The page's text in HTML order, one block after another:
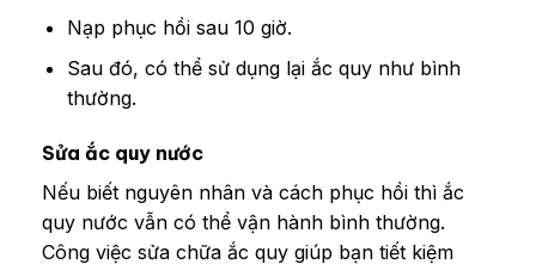
Nạp phục hồi sau 10 giờ.
Sau đó, có thể sử dụng lại ắc quy như bình
thường.
Sửa ắc quy nước
Nếu biết nguyên nhân và cách phục hồi thì ắc
quy nước vẫn có thể vận hành bình thường.
Công việc sửa chữa ắc quy giúp bạn tiết kiệm